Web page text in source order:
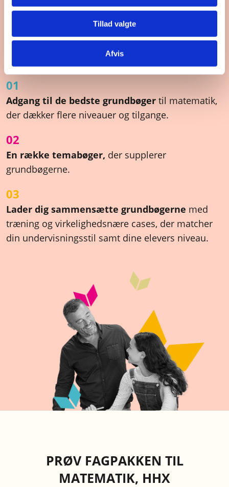
Tillad valgte
Afvis
3 gode grunde til at vælge
01
Adgang til de bedste grundbøger til matematik,
der dækker flere niveauer og tilgange.
02
En række temabøger, der supplerer
grundbøgerne.
03
Lader dig sammensætte grundbøgerne med
træning og virkelighedsnære cases, der matcher
din undervisningsstil samt dine elevers niveau.
PRØV FAGPAKKEN TIL
MATEMATIK, HHX